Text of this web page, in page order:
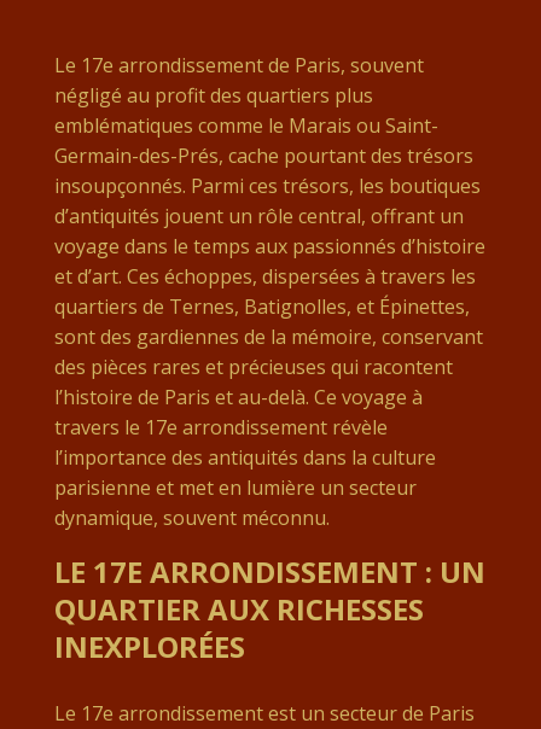
Le 17e arrondissement de Paris, souvent
négligé au profit des quartiers plus
emblématiques comme le Marais ou Saint-
Germain-des-Prés, cache pourtant des trésors
insoupçonnés. Parmi ces trésors, les boutiques
d’antiquités jouent un rôle central, offrant un
voyage dans le temps aux passionnés d’histoire
et d’art. Ces échoppes, dispersées à travers les
quartiers de Ternes, Batignolles, et Épinettes,
sont des gardiennes de la mémoire, conservant
des pièces rares et précieuses qui racontent
l’histoire de Paris et au-delà. Ce voyage à
travers le 17e arrondissement révèle
l’importance des antiquités dans la culture
parisienne et met en lumière un secteur
dynamique, souvent méconnu.
LE 17E ARRONDISSEMENT : UN
QUARTIER AUX RICHESSES
INEXPLORÉES
Le 17e arrondissement est un secteur de Paris